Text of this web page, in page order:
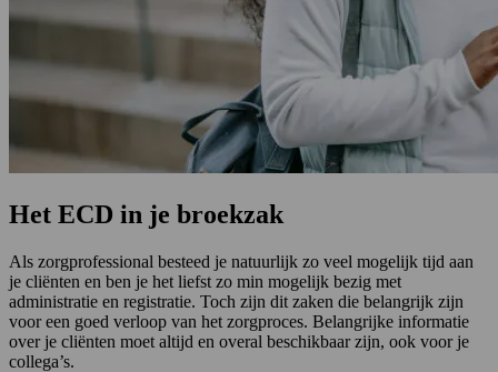
Het ECD in je broekzak
Als zorgprofessional besteed je natuurlijk zo veel mogelijk tijd aan
je cliënten en ben je het liefst zo min mogelijk bezig met
administratie en registratie. Toch zijn dit zaken die belangrijk zijn
voor een goed verloop van het zorgproces. Belangrijke informatie
over je cliënten moet altijd en overal beschikbaar zijn, ook voor je
collega’s.